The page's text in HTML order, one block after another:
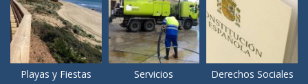
Playas y Fiestas
Servicios
Derechos Sociales